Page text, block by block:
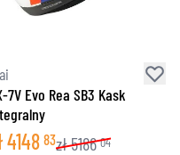
7V Evo Rea SB3 Kask
4148 83zł5186 04